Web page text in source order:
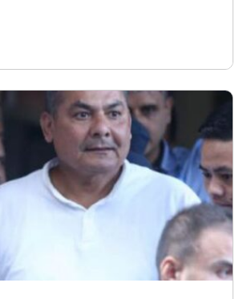
५ दिन हिरासतमा राख्न अनुमति